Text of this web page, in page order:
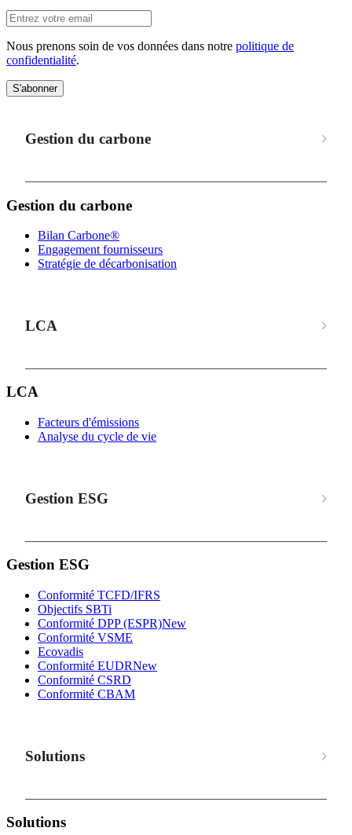
Nous prenons soin de vos données dans notre politique de
confidentialité.
S'abonner
Gestion du carbone
Gestion du carbone
Bilan Carbone®
Engagement fournisseurs
Stratégie de décarbonisation
LCA
LCA
Facteurs d'émissions
Analyse du cycle de vie
Gestion ESG
Gestion ESG
Conformité TCFD/IFRS
Objectifs SBTi
Conformité DPP (ESPR)New
Conformité VSME
Ecovadis
Conformité EUDRNew
Conformité CSRD
Conformité CBAM
Solutions
Solutions